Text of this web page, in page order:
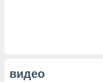
видео